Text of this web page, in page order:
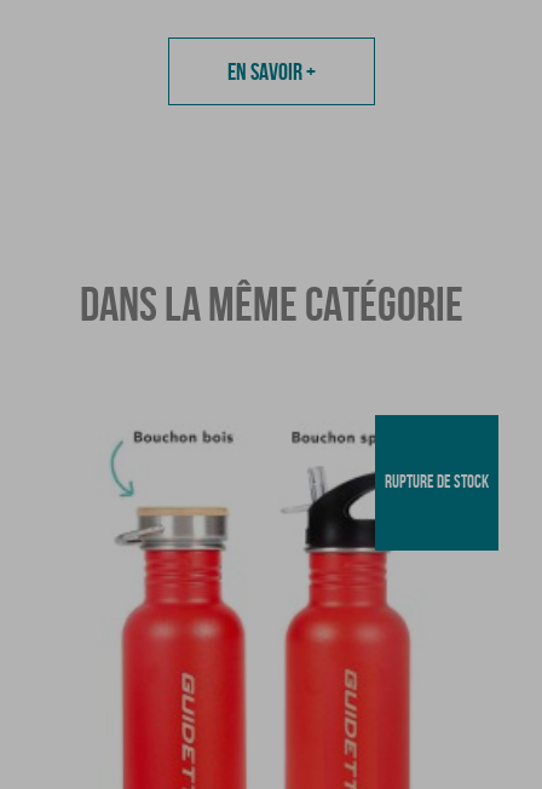
En savoir +
DANS LA MÊME CATÉGORIE
RUPTURE DE STOCK